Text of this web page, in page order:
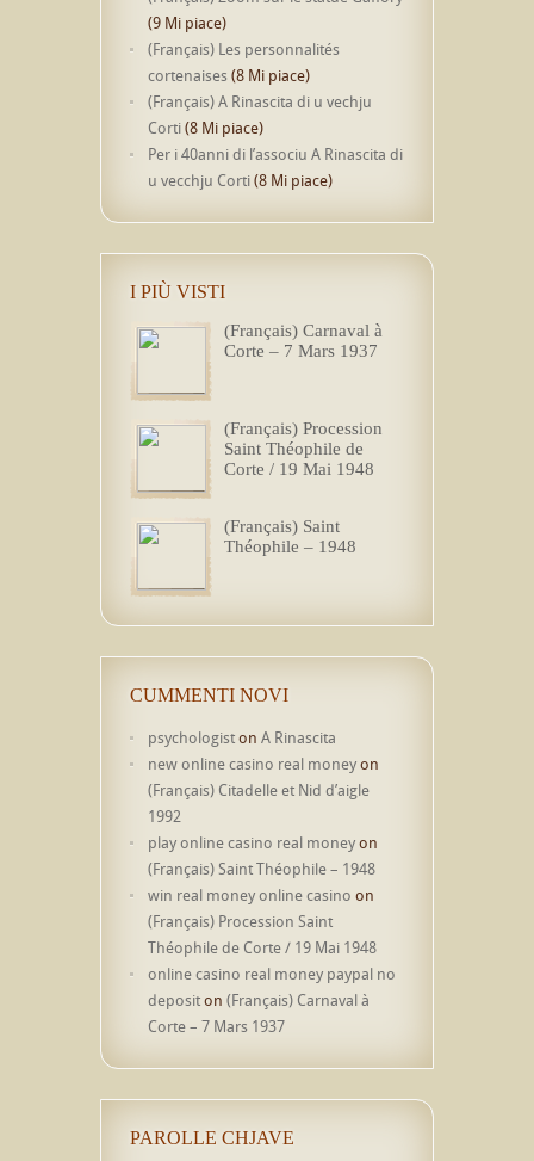
(9 Mi piace)
(Français) Les personnalités
cortenaises (8 Mi piace)
(Français) A Rinascita di u vechju
Corti(8 Mi piace)
Per i 40anni di l’associu A Rinascita di
u vecchju Corti(8 Mi piace)
I PIÙ VISTI
(Français) Carnaval à
Corte – 7 Mars 1937
(Français) Procession
Saint Théophile de
Corte / 19 Mai 1948
(Français) Saint
Théophile – 1948
CUMMENTI NOVI
psychologiston A Rinascita
new online casino real moneyon
(Français) Citadelle et Nid d’aigle
1992
play online casino real moneyon
(Français) Saint Théophile – 1948
win real money online casino on
(Français) Procession Saint
Théophile de Corte / 19 Mai 1948
online casino real money paypal no
depositon (Français) Carnaval à
Corte – 7 Mars 1937
PAROLLE CHJAVE